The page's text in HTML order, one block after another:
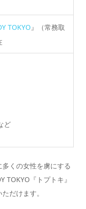
TOKYO』（常務取
ど
くの女性を虜にする
TOKYO『トプトキ』
だけます。